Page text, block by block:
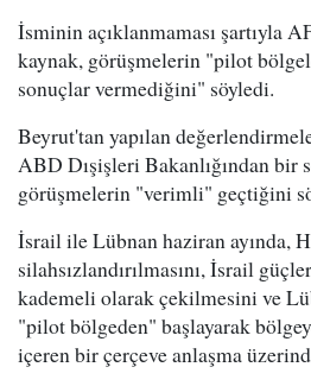
İsminin açıklanmaması şartıyla
kaynak, görüşmelerin "pilot
sonuçlar vermediğini" söyledi.
Beyrut'tan yapılan
ABD Dışişleri Bakanlığından bir
görüşmelerin "verimli" geçtiğini
İsrail ile Lübnan haziran ayında,
silahsızlandırılmasını, İsrail
kademeli olarak çekilmesini ve
"pilot bölgeden" başlayarak
içeren bir çerçeve anlaşma